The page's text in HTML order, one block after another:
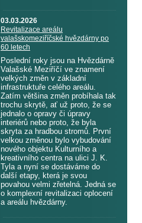
03.03.2026
Revitalizace areálu
valašskomeziříčské hvězdárny po
60 letech
Poslední roky jsou na Hvězdárně
Valašské Meziříčí ve znamení
velkých změn v základní
infrastruktuře celého areálu.
Zatím většina změn probíhala tak
trochu skrytě, ať už proto, že se
jednalo o opravy či úpravy
interiérů nebo proto, že byla
skryta za hradbou stromů. První
velkou změnou bylo vybudování
nového objektu Kulturního a
kreativního centra na ulici J. K.
Tyla a nyní se dostáváme do
další etapy, která je svou
povahou velmi zřetelná. Jedná se
o komplexní revitalizaci oplocení
a areálu hvězdárny.